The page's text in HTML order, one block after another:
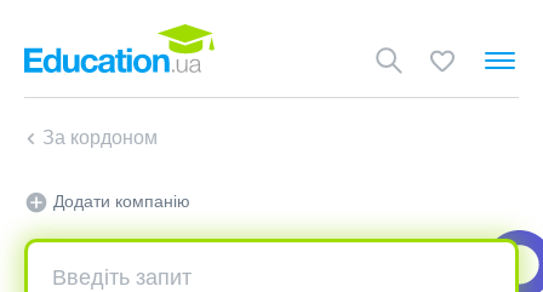
За кордоном
Додати компанію